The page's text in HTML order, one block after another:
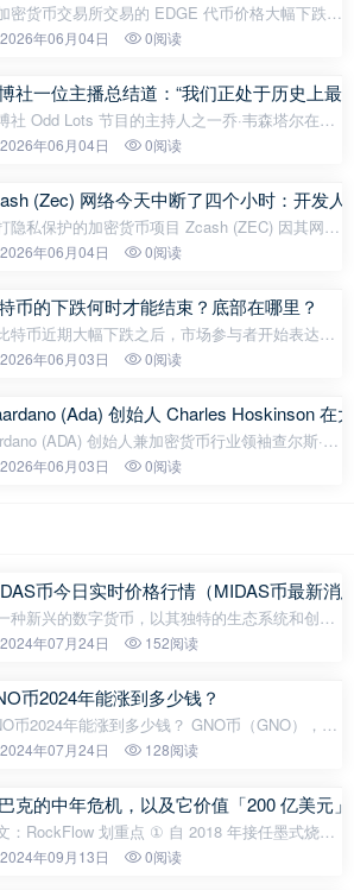
密货币交易所交易的 EDGE 代币价格大幅下跌
EdgeX 团队发布了一份关于此事件的综合报告。
响的用户进行补偿，以示诚意。
2026年06月04日 0阅读
社一位主播总结道：“我们正处于历史上最
社 Odd Lots 节目的主持人之一乔·韦森塔尔在一
闻稿中表示，当前时期可能是“历史上最严峻的加
币市场目前正同时面
2026年06月04日 0阅读
(Zec) 网络今天中断了四个小时：开发
隐私保护的加密货币项目 Zcash (ZEC) 因其网络
故障而成为新闻焦点。据公开数据显示，Zcash
在前一天开发人员发
2026年06月04日 0阅读
币的下跌何时才能结束？底部在哪里？
特币近期大幅下跌之后，市场参与者开始表达更
慎的预测。一些分析师和交易员认为，当前的熊
区间是有可能的。 知名比特
2026年06月03日 0阅读
(Ada) 创始人 Charles Hoskinson 在
(ADA) 创始人兼加密货币行业领袖查尔斯·霍
森 (Charles Hoskinson) 在最近的一次采访中，
2026年06月03日 0阅读
币今日实时价格行情（MIDAS币最新消
种新兴的数字货币，以其独特的生态系统和创新
能而备受关注。作为一种基于区块链技术的数字
，我们将对MIDAS币的最新价
2024年07月24日 152阅读
币2024年能涨到多少钱？
2024年能涨到多少钱？ GNO币（GNO），也
为Gnosis，是一个去中心化的预测市场平台。自
睐。因此，人们对GNO币在未来几年的
2024年07月24日 128阅读
克的中年危机，以及它价值「200 亿美元
：RockFlow 划重点 ① 自 2018 年接任墨式烧烤
以来，Brian Niccol 在六年间带领公司股价上涨
2024年09月13日 0阅读